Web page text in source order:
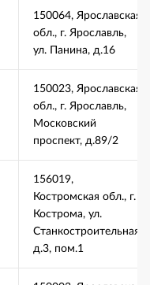
150064, Ярославская
обл., г. Ярославль,
ул. Панина, д.16
150023, Ярославская
обл., г. Ярославль,
Московский
проспект, д.89/2
156019,
Костромская обл., г.
Кострома, ул.
Станкостроительная,
д.3, пом.1